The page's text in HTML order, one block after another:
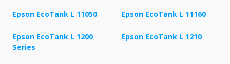
Epson EcoTank L 11050 Epson EcoTank L 11160
Epson EcoTank L 1200
Series
Epson EcoTank L 1210